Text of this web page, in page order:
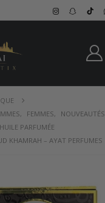
, FEMMES, NOUVEAUTÉS
HUILE PARFUMÉE
KHAMRAH – AYAT PERFUMES